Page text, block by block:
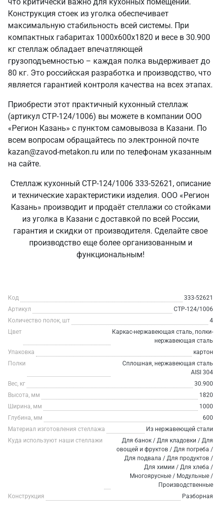
Конструкция стоек из уголка обеспечивает
максимальную стабильность всей системы. При
компактных габаритах 1000х600х1820 и весе в 30.900
кг стеллаж обладает впечатляющей
грузоподъемностью – каждая полка выдерживает до
80 кг. Это российская разработка и производство, что
является гарантией контроля качества на всех этапах.
Приобрести этот практичный кухонный стеллаж
(артикул СТР-124/1006) вы можете в компании ООО
«Регион Казань» с пунктом самовывоза в Казани. По
всем вопросам обращайтесь по электронной почте
kazan@zavod-metakon.ru или по телефонам указанным
на сайте.
Стеллаж кухонный СТР-124/1006 333-52621, описание
и технические характеристики изделия. ООО «Регион
Казань» производит и продаёт стеллажи со стойками
из уголка в Казани с доставкой по всей России,
гарантия и скидки от производителя. Сделайте свое
производство еще более организованным и
функциональным!
Код
333-52621
Артикул
СТР-124/1006
Количество полок, шт
4
Цвет
Каркас-нержавеющая сталь, полки-
нержавеющая сталь
Упаковка
картон
Полки
Сплошная, нержавеющая сталь
AISI 304
Вес, кг
30.900
Высота, мм
1820
Ширина, мм
1000
Глубина, мм
600
Материал изготовления стеллажа
Из нержавеющей стали
Куда используют наши стеллажи
Для банок / Для кладовки / Для
овощей и фруктов / Для погреба /
Для подвала / Для продуктов /
Для химии / Для хлеба /
Многоярусные / Модульные /
Производственные
Конструкция
Разборная